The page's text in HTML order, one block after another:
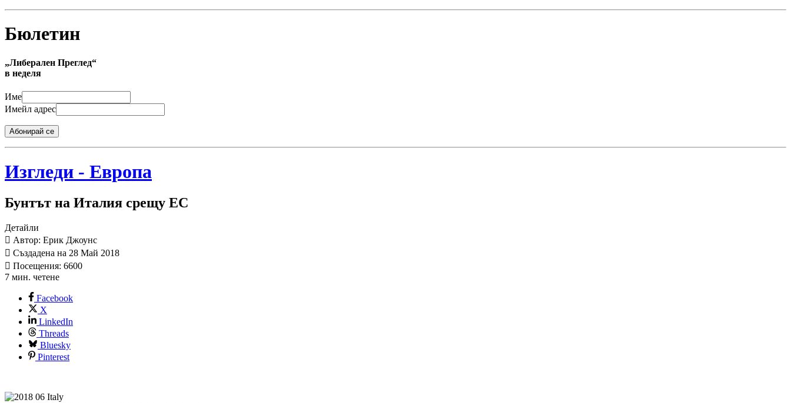
Бюлетин
„Либерален Преглед“
в неделя
Име
Имейл адрес
Абонирай се
Изгледи - Европа
Бунтът на Италия срещу ЕС
Детайли
Автор: Ерик Джоунс
Създадена на 28 Май 2018
Посещения: 6600
7 мин. четене
Facebook
X
LinkedIn
Threads
Bluesky
Pinterest